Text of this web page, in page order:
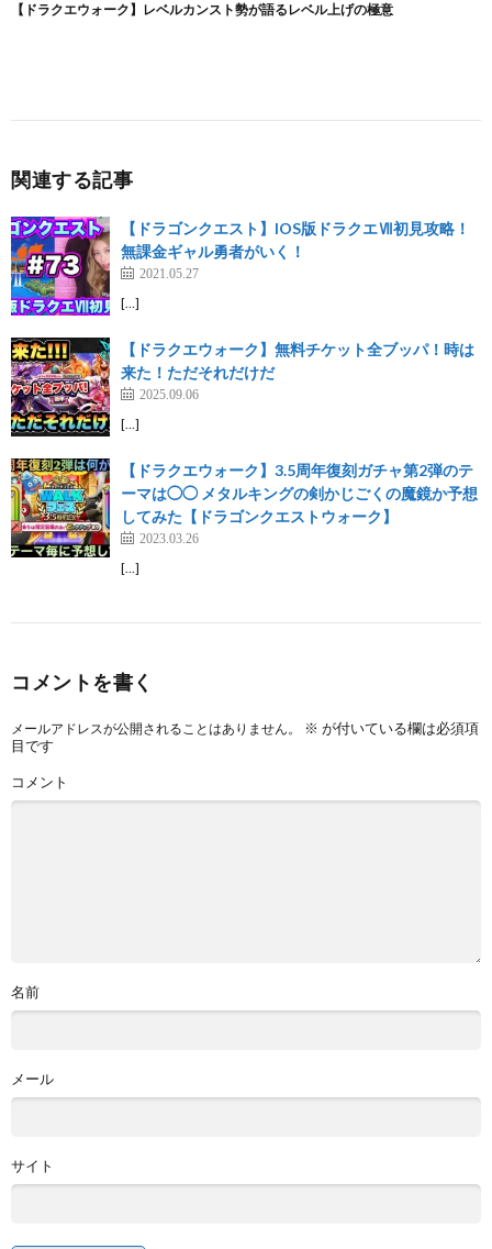
関連する記事
【ドラゴンクエスト】IOS版ドラクエⅦ初見攻略！
無課金ギャル勇者がいく！
2021.05.27
[…]
【ドラクエウォーク】無料チケット全ブッパ！時は
来た！ただそれだけだ
2025.09.06
[…]
【ドラクエウォーク】3.5周年復刻ガチャ第2弾のテ
ーマは◯◯ メタルキングの剣かじごくの魔鏡か予想
してみた【ドラゴンクエストウォーク】
2023.03.26
[…]
コメントを書く
メールアドレスが公開されることはありません。 ※ が付いている欄は必須項
目です
コメント
名前
メール
サイト